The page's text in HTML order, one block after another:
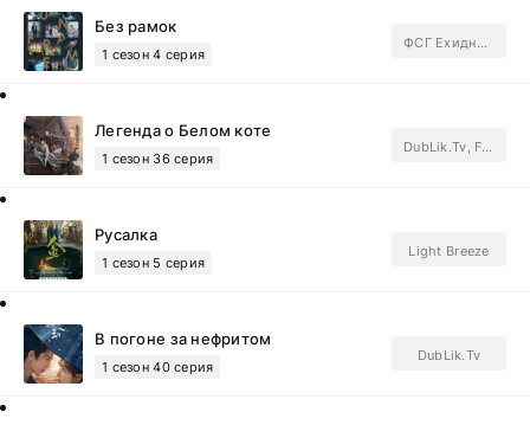
Без рамок
1 сезон 4 серия
ФСГ Ехидные дорамщицы.Subtitles
Легенда о Белом коте
1 сезон 36 серия
DubLik.Tv, Force Media, Автоперевод.Subtitles, ФСГ Азалии.Subtitles
Русалка
1 сезон 5 серия
Light Breeze
В погоне за нефритом
1 сезон 40 серия
DubLik.Tv